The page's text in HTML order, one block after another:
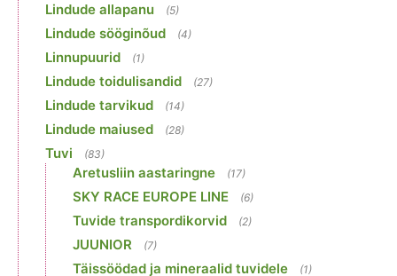
Lindude allapanu (5)
Lindude sööginõud (4)
Linnupuurid (1)
Lindude toidulisandid (27)
Lindude tarvikud (14)
Lindude maiused (28)
Tuvi (83)
Aretusliin aastaringne (17)
SKY RACE EUROPE LINE (6)
Tuvide transpordikorvid (2)
JUUNIOR (7)
Täissöödad ja mineraalid tuvidele (1)